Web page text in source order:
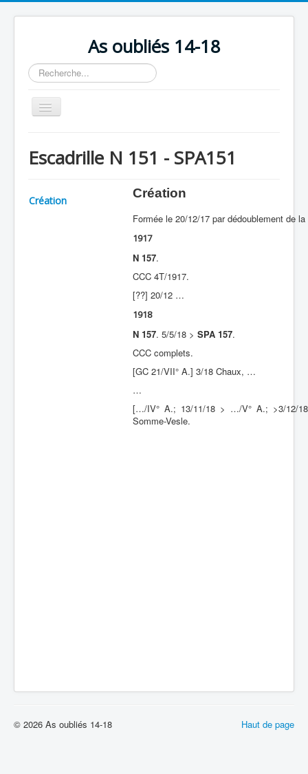
As oubliés 14-18
Rechercher
Basculer
la
Chronologie
Escadrille N 151 - SPA151
Création
Création
Formée le 20/12/17 par dédoublement de la
1917
N 157.
CCC 4T/1917.
[??] 20/12 …
1918
N 157. 5/5/18 > SPA 157.
CCC complets.
[GC 21/VII° A.] 3/18 Chaux, …
…
[…/IV° A.; 13/11/18 > …/V° A.; >3/12/
Somme-Vesle.
Haut de page
© 2026 As oubliés 14-18